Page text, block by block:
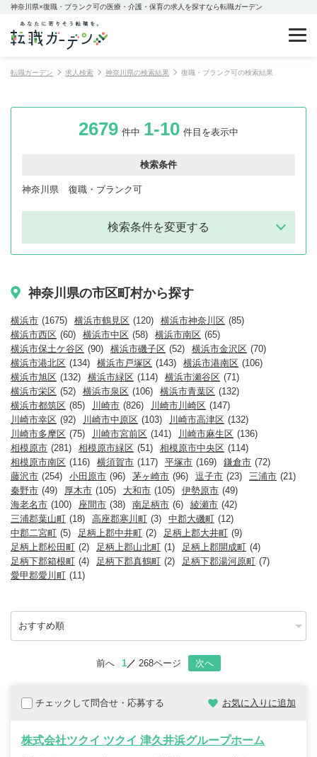
神奈川県×復職・ブランク可の医療・介護・保育の求人を探すなら転職ガーデン
転職ガーデン 求人検索 神奈川県の検索結果 復職・ブランク可の検索結果
2679 件中 1-10 件目を表示中
検索条件
神奈川県 復職・ブランク可
検索条件を変更する
神奈川県の市区町村から探す
横浜市 (1675) 横浜市鶴見区 (120) 横浜市神奈川区 (85)
横浜市西区 (60) 横浜市中区 (58) 横浜市南区 (65)
横浜市保土ケ谷区 (90) 横浜市磯子区 (52) 横浜市金沢区 (70)
横浜市港北区 (134) 横浜市戸塚区 (143) 横浜市港南区 (106)
横浜市旭区 (132) 横浜市緑区 (114) 横浜市瀬谷区 (71)
横浜市栄区 (52) 横浜市泉区 (106) 横浜市青葉区 (132)
横浜市都筑区 (85) 川崎市 (826) 川崎市川崎区 (147)
川崎市幸区 (92) 川崎市中原区 (103) 川崎市高津区 (132)
川崎市多摩区 (75) 川崎市宮前区 (141) 川崎市麻生区 (136)
相模原市 (281) 相模原市緑区 (51) 相模原市中央区 (114)
相模原市南区 (116) 横須賀市 (117) 平塚市 (169) 鎌倉市 (72)
藤沢市 (254) 小田原市 (96) 茅ヶ崎市 (96) 逗子市 (23) 三浦市 (21)
秦野市 (49) 厚木市 (105) 大和市 (105) 伊勢原市 (49)
海老名市 (100) 座間市 (38) 南足柄市 (6) 綾瀬市 (42)
三浦郡葉山町 (18) 高座郡寒川町 (3) 中郡大磯町 (12)
中郡二宮町 (5) 足柄上郡中井町 (2) 足柄上郡大井町 (9)
足柄上郡松田町 (2) 足柄上郡山北町 (1) 足柄上郡開成町 (4)
足柄下郡箱根町 (4) 足柄下郡真鶴町 (2) 足柄下郡湯河原町 (7)
愛甲郡愛川町 (11)
前へ 1 268ページ 次へ
チェックして問合せ・応募する お気に入りに追加
株式会社ツクイ ツクイ 津久井浜グループホーム